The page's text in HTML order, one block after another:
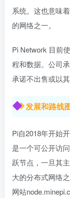
系统。这也意味
的网络之一。
Pi Network 目前
程和数据。公司
承诺不出售或以
发展和路线
Pi自2018年开始
是一个可公开访
跃节点，一旦其
大的分布式网络
网站